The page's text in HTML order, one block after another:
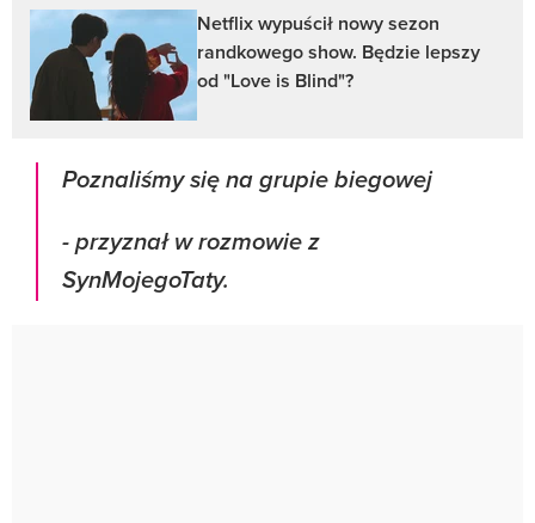
Netflix wypuścił nowy sezon
randkowego show. Będzie lepszy
od "Love is Blind"?
Poznaliśmy się na grupie biegowej
- przyznał w rozmowie z
SynMojegoTaty.